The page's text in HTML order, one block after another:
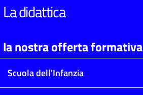
La didattica
la nostra offerta formativa
Scuola dell'Infanzia